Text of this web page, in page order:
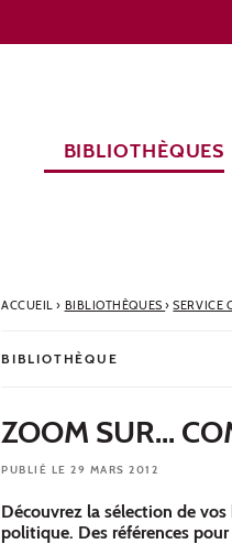
BIBLIOTHÈQUES
ACCUEIL› BIBLIOTHÈQUES› SERVICE
BIBLIOTHÈQUE
ZOOM SUR...
PUBLIÉ LE 29 MARS 2012
Découvrez la sélection de
politique. Des références